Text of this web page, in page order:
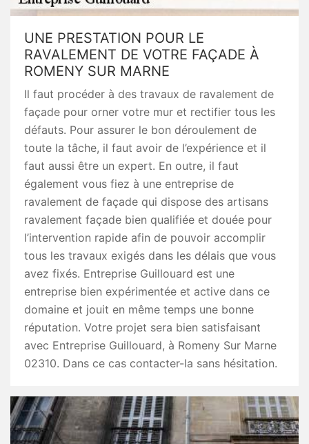
UNE PRESTATION POUR LE
RAVALEMENT DE VOTRE FAÇADE À
ROMENY SUR MARNE
Il faut procéder à des travaux de ravalement de
façade pour orner votre mur et rectifier tous les
défauts. Pour assurer le bon déroulement de
toute la tâche, il faut avoir de l’expérience et il
faut aussi être un expert. En outre, il faut
également vous fiez à une entreprise de
ravalement de façade qui dispose des artisans
ravalement façade bien qualifiée et douée pour
l’intervention rapide afin de pouvoir accomplir
tous les travaux exigés dans les délais que vous
avez fixés. Entreprise Guillouard est une
entreprise bien expérimentée et active dans ce
domaine et jouit en même temps une bonne
réputation. Votre projet sera bien satisfaisant
avec Entreprise Guillouard, à Romeny Sur Marne
02310. Dans ce cas contacter-la sans hésitation.